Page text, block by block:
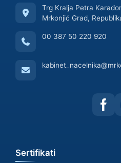
Trg Kralja Petra
Mrkonjić Grad,
00 387 50 220 920
Sertifikati